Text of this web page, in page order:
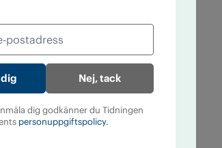
Nej, tack
dig godkänner du Tidningen
personuppgiftspolicy.